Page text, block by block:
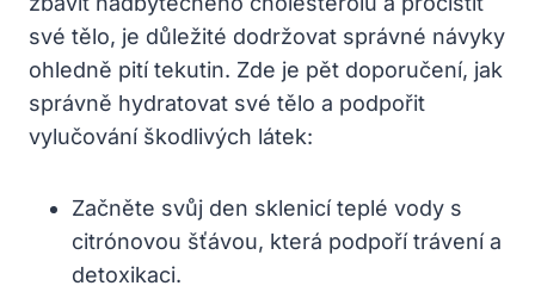
své tělo, je důležité dodržovat správné návyky
ohledně pití tekutin. Zde je pět doporučení, jak
správně hydratovat své tělo a podpořit
vylučování škodlivých látek:
Začněte svůj den sklenicí teplé vody s
citrónovou šťávou, která podpoří trávení a
detoxikaci.